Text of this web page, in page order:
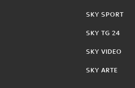
SKY SPORT
SKY TG 24
SKY VIDEO
SKY ARTE